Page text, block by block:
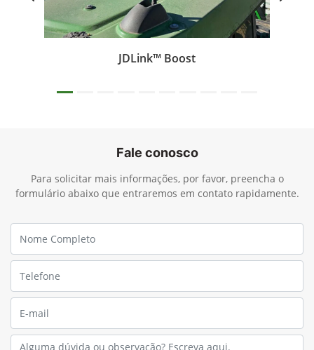
JDLink™ Boost
Fale conosco
Para solicitar mais informações, por favor, preencha o
formulário abaixo que entraremos em contato rapidamente.